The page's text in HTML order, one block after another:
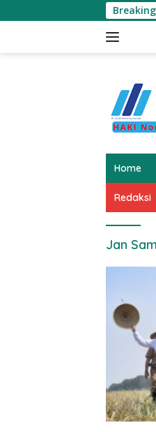
ke
H Nurali.S.E Resmi
Home
Redaksi
Jan